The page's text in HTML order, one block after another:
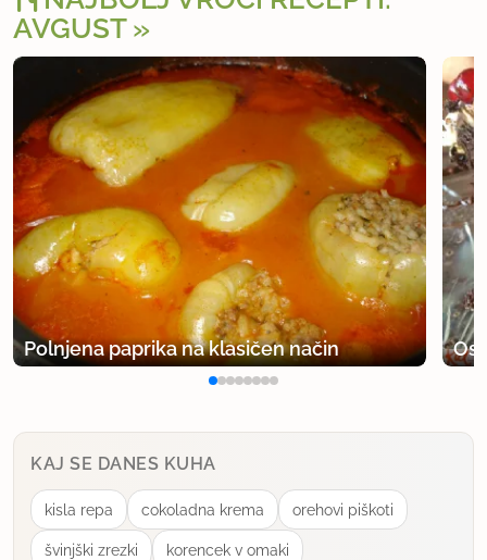
AVGUST
Polnjena paprika na klasičen način
KAJ SE DANES KUHA
kisla repa cokoladna krema orehovi piškoti
švinjški zrezki korencek v omaki